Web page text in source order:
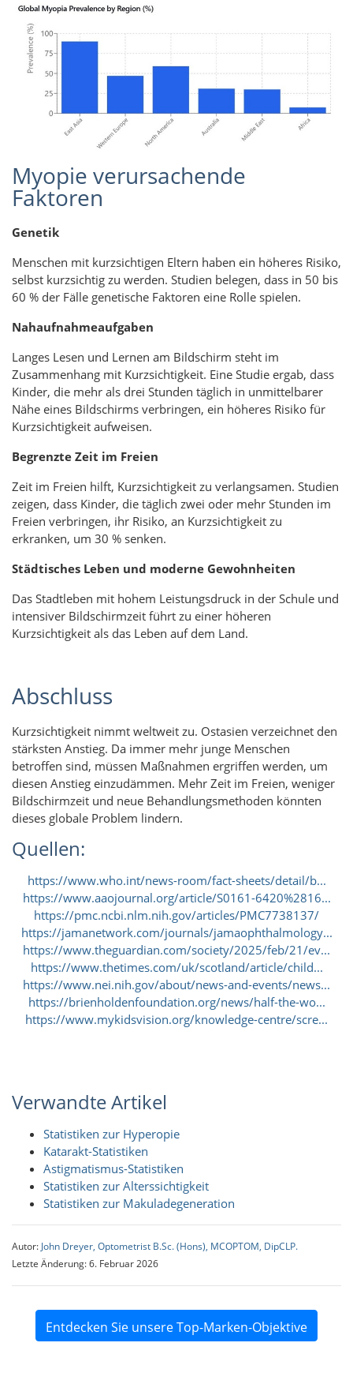
Myopie verursachende
Faktoren
Genetik
Menschen mit kurzsichtigen Eltern haben ein höheres Risiko,
selbst kurzsichtig zu werden. Studien belegen, dass in 50 bis
60 % der Fälle genetische Faktoren eine Rolle spielen.
Nahaufnahmeaufgaben
Langes Lesen und Lernen am Bildschirm steht im
Zusammenhang mit Kurzsichtigkeit. Eine Studie ergab, dass
Kinder, die mehr als drei Stunden täglich in unmittelbarer
Nähe eines Bildschirms verbringen, ein höheres Risiko für
Kurzsichtigkeit aufweisen.
Begrenzte Zeit im Freien
Zeit im Freien hilft, Kurzsichtigkeit zu verlangsamen. Studien
zeigen, dass Kinder, die täglich zwei oder mehr Stunden im
Freien verbringen, ihr Risiko, an Kurzsichtigkeit zu
erkranken, um 30 % senken.
Städtisches Leben und moderne Gewohnheiten
Das Stadtleben mit hohem Leistungsdruck in der Schule und
intensiver Bildschirmzeit führt zu einer höheren
Kurzsichtigkeit als das Leben auf dem Land.
Abschluss
Kurzsichtigkeit nimmt weltweit zu. Ostasien verzeichnet den
stärksten Anstieg. Da immer mehr junge Menschen
betroffen sind, müssen Maßnahmen ergriffen werden, um
diesen Anstieg einzudämmen. Mehr Zeit im Freien, weniger
Bildschirmzeit und neue Behandlungsmethoden könnten
dieses globale Problem lindern.
Quellen:
https://www.who.int/news-room/fact-sheets/detail/b...
https://www.aaojournal.org/article/S0161-6420%2816...
https://pmc.ncbi.nlm.nih.gov/articles/PMC7738137/
https://jamanetwork.com/journals/jamaophthalmology...
https://www.theguardian.com/society/2025/feb/21/ev...
https://www.thetimes.com/uk/scotland/article/child...
https://www.nei.nih.gov/about/news-and-events/news...
https://brienholdenfoundation.org/news/half-the-wo...
https://www.mykidsvision.org/knowledge-centre/scre...
Verwandte Artikel
Statistiken zur Hyperopie
Katarakt-Statistiken
Astigmatismus-Statistiken
Statistiken zur Alterssichtigkeit
Statistiken zur Makuladegeneration
Autor: John Dreyer, Optometrist B.Sc. (Hons), MCOPTOM, DipCLP.
Letzte Änderung: 6. Februar 2026
Entdecken Sie unsere Top-Marken-Objektive